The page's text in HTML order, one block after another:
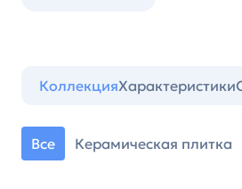
КоллекцияХарактеристики
Все Керамическая плитка